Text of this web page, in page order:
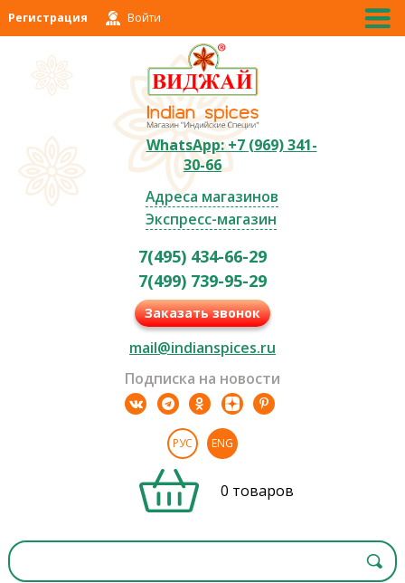
Регистрация Войти
WhatsApp: +7 (969) 341-
30-66
Адреса магазинов
Экспресс-магазин
7(495) 434-66-29
7(499) 739-95-29
Заказать звонок
mail@indianspices.ru
Подписка на новости
РУС ENG
0 товаров